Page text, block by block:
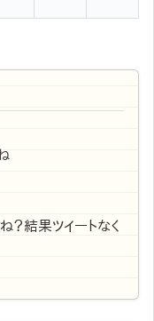
？結果ツイートなく